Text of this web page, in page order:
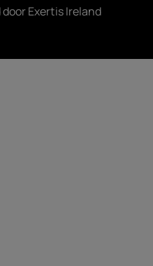
doorExertis Ireland